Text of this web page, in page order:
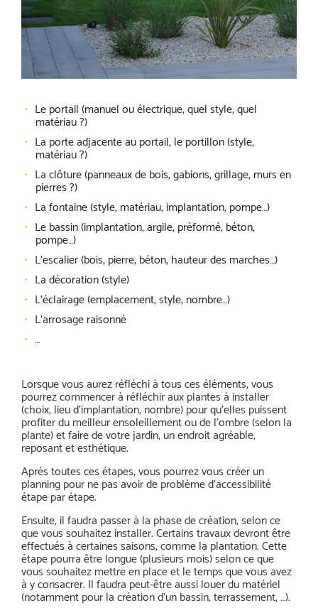
Le portail (manuel ou électrique, quel style, quel
matériau ?)
La porte adjacente au portail, le portillon (style,
matériau ?)
La clôture (panneaux de bois, gabions, grillage, murs en
pierres ?)
La fontaine (style, matériau, implantation, pompe…)
Le bassin (implantation, argile, préformé, béton,
pompe…)
L’escalier (bois, pierre, béton, hauteur des marches…)
La décoration (style)
L’éclairage (emplacement, style, nombre…)
L’arrosage raisonné
…
Lorsque vous aurez réfléchi à tous ces éléments, vous
pourrez commencer à réfléchir aux plantes à installer
(choix, lieu d’implantation, nombre) pour qu’elles puissent
profiter du meilleur ensoleillement ou de l’ombre (selon la
plante) et faire de votre jardin, un endroit agréable,
reposant et esthétique.
Après toutes ces étapes, vous pourrez vous créer un
planning pour ne pas avoir de problème d’accessibilité
étape par étape.
Ensuite, il faudra passer à la phase de création, selon ce
que vous souhaitez installer. Certains travaux devront être
effectués à certaines saisons, comme la plantation. Cette
étape pourra être longue (plusieurs mois) selon ce que
vous souhaitez mettre en place et le temps que vous avez
à y consacrer. Il faudra peut-être aussi louer du matériel
(notamment pour la création d’un bassin, terrassement, …).